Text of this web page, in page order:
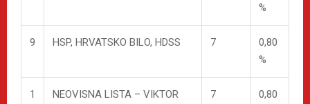
%
9 HSP, HRVATSKO BILO, HDSS 7
0,80
%
1
NEOVISNA LISTA – VIKTOR
7
0,80